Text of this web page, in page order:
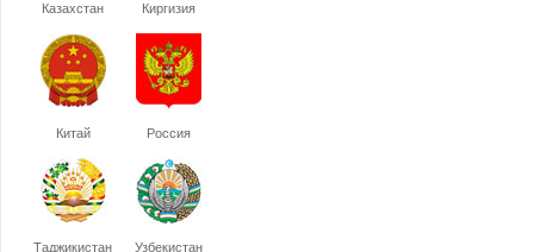
Казахстан Киргизия
Китай Россия
Таджикистан Узбекистан